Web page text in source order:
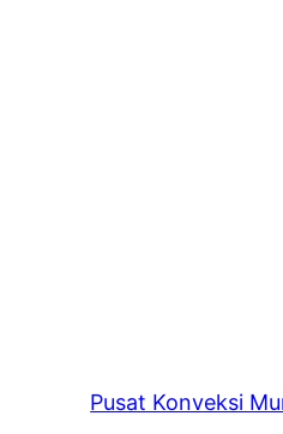
Pusat Konveksi